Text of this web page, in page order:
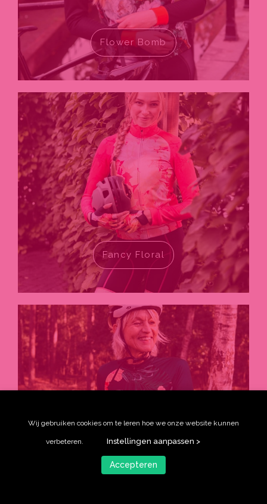
Flower Bomb
Fancy Floral
Tropical Toucan
Wij gebruiken cookies om te leren hoe we onze website kunnen
verbeteren. Instellingen aanpassen >
Accepteren